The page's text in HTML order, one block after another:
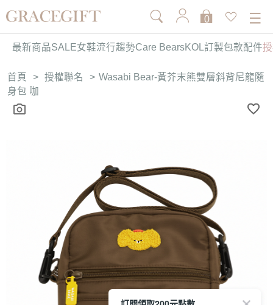
0
最新商品SALE女鞋流行趨勢Care BearsKOL訂製包款配件
首頁 > 授權聯名 > Wasabi Bear-黃芥末熊雙層斜背尼龍隨
身包 咖